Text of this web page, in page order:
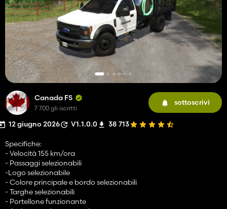
Canada FS
7 700 gli iscritti
sottoscrivi
12 giugno 2026 V1.1.0.0 38 713
Specifiche:
- Velocità 155 km/ora
- Passaggi selezionabili
-Logo selezionabile
- Colore principale e bordo selezionabili
- Targhe selezionabili
- Portellone funzionante